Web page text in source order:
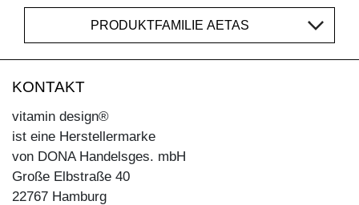
PRODUKTFAMILIE AETAS
KONTAKT
vitamin design®
ist eine Herstellermarke
von DONA Handelsges. mbH
Große Elbstraße 40
22767 Hamburg